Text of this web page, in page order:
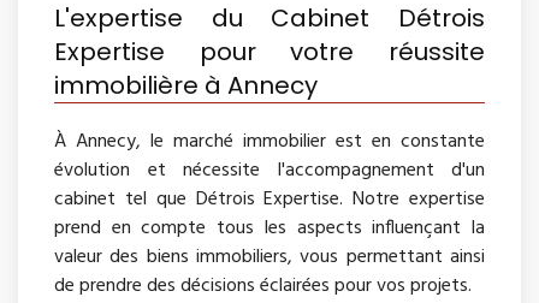
L'expertise du Cabinet Détrois
Expertise pour votre réussite
immobilière à Annecy
À Annecy, le marché immobilier est en constante
évolution et nécessite l'accompagnement d'un
cabinet tel que Détrois Expertise. Notre expertise
prend en compte tous les aspects influençant la
valeur des biens immobiliers, vous permettant ainsi
de prendre des décisions éclairées pour vos projets.